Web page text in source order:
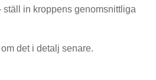
ställ in kroppens genomsnittliga
det i detalj senare.